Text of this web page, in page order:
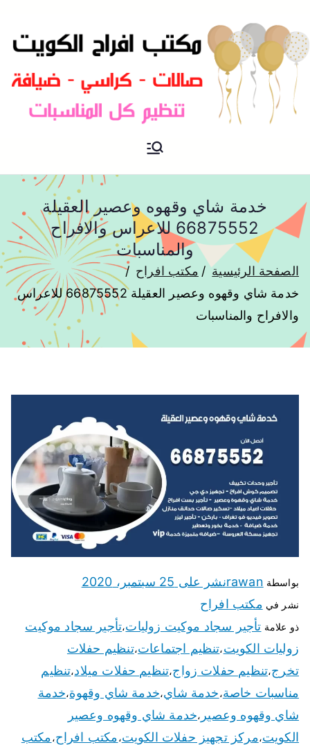
مكتب افراح و مناسبات و زواج و
خدمة شاي وقهوه وعصير العقيلة
66875552 للاعراس والافراح
والمناسبات
الصفحة الرئيسية
مكتب افراح
خدمة شاي وقهوه وعصير العقيلة 66875552 للاعراس
والافراح والمناسبات
بواسطة rawanنشر على 25 سبتمبر، 2020
نشر في مكتب افراح
ذو علامة تأجير سجاد موكيت زوليات،تأجير سجاد موكيت
زوليات الكويت،تنظيم اجتماعات،تنظيم حفلات
تخرج،تنظيم حفلات زواج،تنظيم حفلات ميلاد،تنظيم
مناسبات خاصة،خدمة شاي،خدمة شاي وقهوة،خدمة
شاي وقهوه وعصير ،خدمة شاي وقهوه وعصير
الكويت،مركز تجهيز حفلات الكويت،مكتب افراح،مكتب